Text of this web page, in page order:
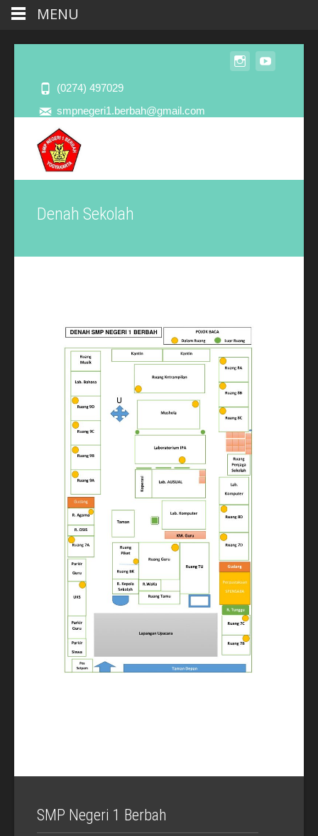
(0274) 497029
smpnegeri1.berbah@gmail.com
Denah Sekolah
SMP Negeri 1 Berbah
MENU